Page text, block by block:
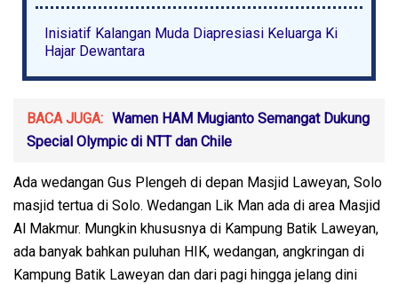
Inisiatif Kalangan Muda Diapresiasi Keluarga Ki
Hajar Dewantara
BACA JUGA: Wamen HAM Mugianto Semangat Dukung
Special Olympic di NTT dan Chile
Ada wedangan Gus Plengeh di depan Masjid Laweyan, Solo
masjid tertua di Solo. Wedangan Lik Man ada di area Masjid
Al Makmur. Mungkin khususnya di Kampung Batik Laweyan,
ada banyak bahkan puluhan HIK, wedangan, angkringan di
Kampung Batik Laweyan dan dari pagi hingga jelang dini